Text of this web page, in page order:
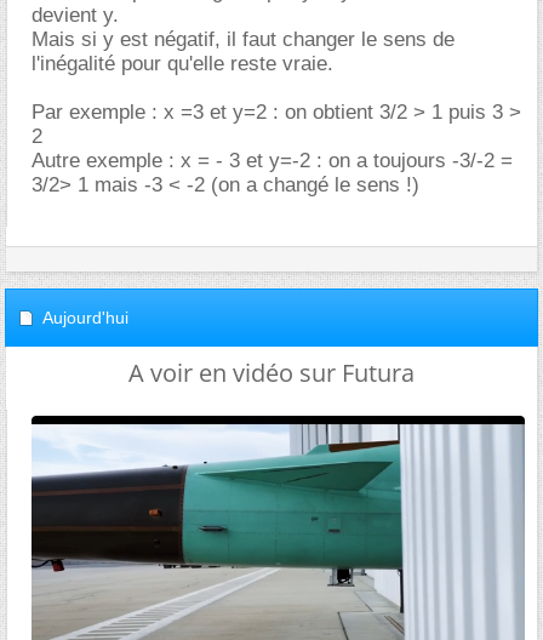
devient y.
Mais si y est négatif, il faut changer le sens de
l'inégalité pour qu'elle reste vraie.
Par exemple : x =3 et y=2 : on obtient 3/2 > 1 puis 3 >
2
Autre exemple : x = - 3 et y=-2 : on a toujours -3/-2 =
3/2> 1 mais -3 < -2 (on a changé le sens !)
Aujourd'hui
A voir en vidéo sur Futura